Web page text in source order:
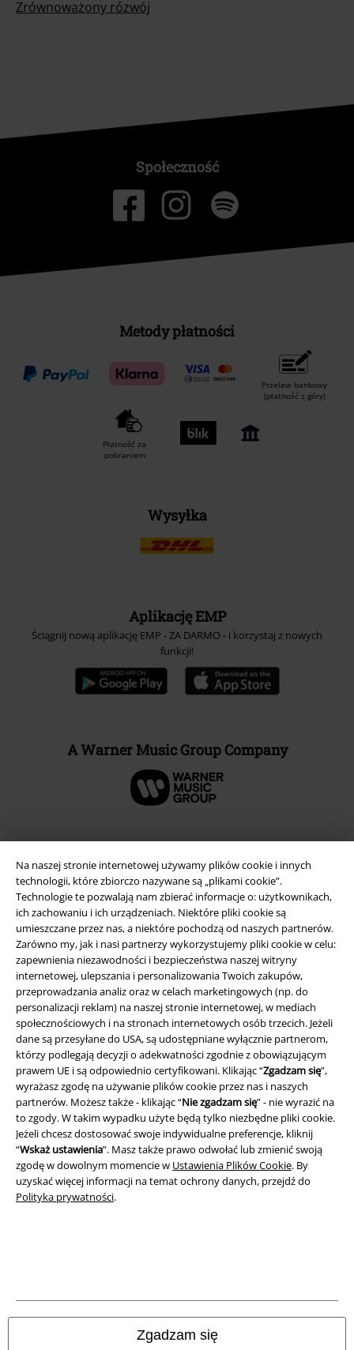
Na naszej stronie internetowej używamy plików cookie i innych
technologii, które zbiorczo nazywane są „plikami cookie”.
Technologie te pozwalają nam zbierać informacje o: użytkownikach,
ich zachowaniu i ich urządzeniach. Niektóre pliki cookie są
umieszczane przez nas, a niektóre pochodzą od naszych partnerów.
Zarówno my, jak i nasi partnerzy wykorzystujemy pliki cookie w celu:
zapewnienia niezawodności i bezpieczeństwa naszej witryny
internetowej, ulepszania i personalizowania Twoich zakupów,
przeprowadzania analiz oraz w celach marketingowych (np. do
personalizacji reklam) na naszej stronie internetowej, w mediach
społecznościowych i na stronach internetowych osób trzecich. Jeżeli
dane są przesyłane do USA, są udostępniane wyłącznie partnerom,
którzy podlegają decyzji o adekwatności zgodnie z obowiązującym
prawem UE i są odpowiednio certyfikowani. Klikając “Zgadzam się”,
wyrażasz zgodę na używanie plików cookie przez nas i naszych
partnerów. Możesz także - klikając “Nie zgadzam się” - nie wyrazić na
to zgody. W takim wypadku użyte będą tylko niezbędne pliki cookie.
Jeżeli chcesz dostosować swoje indywidualne preferencje, kliknij
“Wskaż ustawienia”. Masz także prawo odwołać lub zmienić swoją
zgodę w dowolnym momencie w Ustawienia Plików Cookie. By
uzyskać więcej informacji na temat ochrony danych, przejdź do
Polityka prywatności.
Zgadzam się
Zrównoważony rózwój
Społeczność
Metody płatności
Przelew bankowy
(płatność z góry)
Płatność za
pobraniem
Wysyłka
Aplikację EMP
Ściągnij nową aplikację EMP - ZA DARMO - i korzystaj z nowych
funkcji!
A Warner Music Group Company
Informacje prawne
Regulamin
Dane firmy
Polityka prywatności
Unieszkodliwianie odpadów i ochrona środowiska
Deklaracja Zgodności
Informacje dotyczące dostępności
© 1986-2026 E.M.P. Merchandising HGmbH